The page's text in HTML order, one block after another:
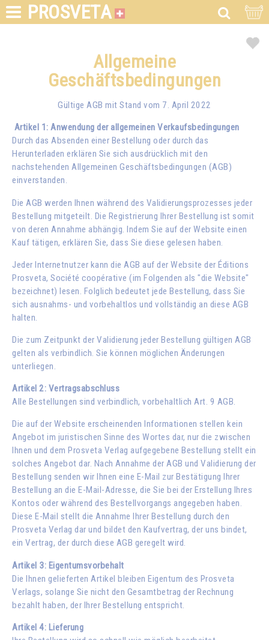
PROSVETA
Allgemeine
Geschäftsbedingungen
Gültige AGB mit Stand vom 7. April 2022
Artikel 1: Anwendung der allgemeinen Verkaufsbedingungen
Durch das Absenden einer Bestellung oder durch das
Herunterladen erklären Sie sich ausdrücklich mit den
nachstehenden Allgemeinen Geschäftsbedingungen (AGB)
einverstanden.
Die AGB werden Ihnen während des Validierungsprozesses jeder
Bestellung mitgeteilt. Die Registrierung Ihrer Bestellung ist somit
von deren Annahme abhängig. Indem Sie auf der Website einen
Kauf tätigen, erklären Sie, dass Sie diese gelesen haben.
Jeder Internetnutzer kann die AGB auf der Website der Éditions
Prosveta, Société coopérative (im Folgenden als "die Website"
bezeichnet) lesen. Folglich bedeutet jede Bestellung, dass Sie
sich ausnahms- und vorbehaltlos und vollständig an diese AGB
halten.
Die zum Zeitpunkt der Validierung jeder Bestellung gültigen AGB
gelten als verbindlich. Sie können möglichen Änderungen
unterliegen.
Artikel 2: Vertragsabschluss
Alle Bestellungen sind verbindlich, vorbehaltlich Art. 9 AGB.
Die auf der Website erscheinenden Informationen stellen kein
Angebot im juristischen Sinne des Wortes dar, nur die zwischen
Ihnen und dem Prosveta Verlag aufgegebene Bestellung stellt ein
solches Angebot dar. Nach Annahme der AGB und Validierung der
Bestellung senden wir Ihnen eine E-Mail zur Bestätigung Ihrer
Bestellung an die E-Mail-Adresse, die Sie bei der Erstellung Ihres
Kontos oder während des Bestellvorgangs angegeben haben.
Diese E-Mail stellt die Annahme Ihrer Bestellung durch den
Prosveta Verlag dar und bildet den Kaufvertrag, der uns bindet,
ein Vertrag, der durch diese AGB geregelt wird.
Artikel 3: Eigentumsvorbehalt
Die Ihnen gelieferten Artikel bleiben Eigentum des Prosveta
Verlags, solange Sie nicht den Gesamtbetrag der Rechnung
bezahlt haben, der Ihrer Bestellung entspricht.
Artikel 4: Lieferung